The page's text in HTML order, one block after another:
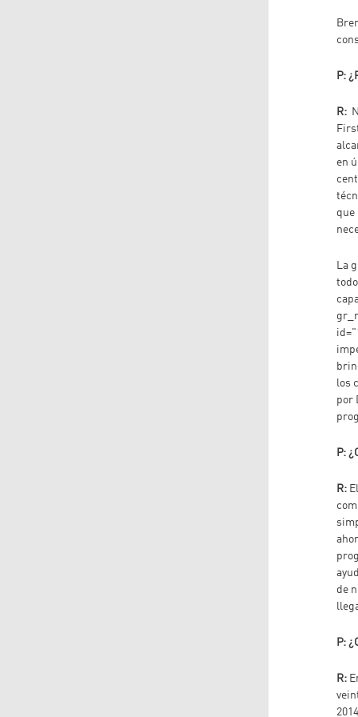
P:
R:
en
que
La
los
por
P:
R:
de
P:
R: